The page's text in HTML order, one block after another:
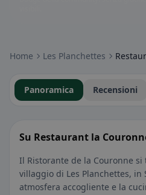
Home Les Planchettes
Panoramica Recensioni
Su Restaurant la
Il Ristorante de la Couronne
villaggio di Les Planchettes, in
atmosfera accogliente e la